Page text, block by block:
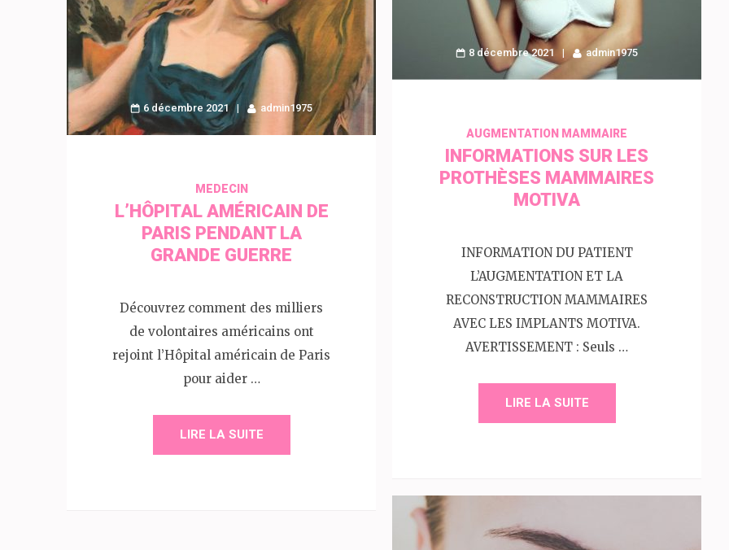
8 décembre 2021 admin1975
AUGMENTATION MAMMAIRE
INFORMATIONS SUR LES
PROTHÈSES MAMMAIRES
MOTIVA
INFORMATION DU PATIENT
L’AUGMENTATION ET LA
RECONSTRUCTION MAMMAIRES
AVEC LES IMPLANTS MOTIVA.
AVERTISSEMENT : Seuls …
LIRE LA SUITE
6 décembre 2021 admin1975
MEDECIN
L’HÔPITAL AMÉRICAIN DE
PARIS PENDANT LA
GRANDE GUERRE
Découvrez comment des milliers
de volontaires américains ont
rejoint l’Hôpital américain de Paris
pour aider …
LIRE LA SUITE